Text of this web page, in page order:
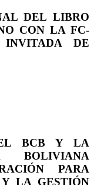
DEL LIBRO
CON LA FC-
DE
BCB Y LA
BOLIVIANA
PARA
LA GESTIÓN